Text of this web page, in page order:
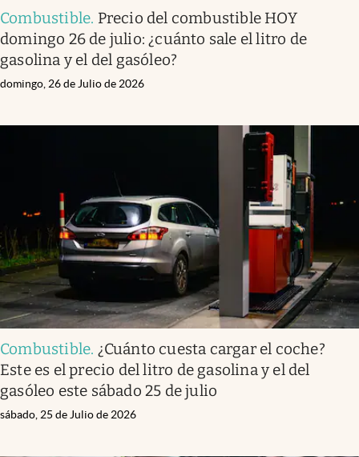
Combustible. Precio del combustible HOY
domingo 26 de julio: ¿cuánto sale el litro de
gasolina y el del gasóleo?
domingo, 26 de Julio de 2026
Combustible. ¿Cuánto cuesta cargar el coche?
Este es el precio del litro de gasolina y el del
gasóleo este sábado 25 de julio
sábado, 25 de Julio de 2026